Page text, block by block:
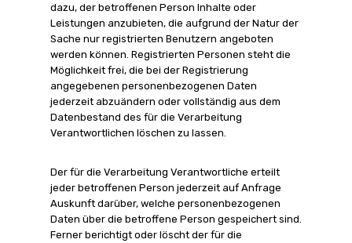
dazu, der betroffenen Person Inhalte oder
Leistungen anzubieten, die aufgrund der Natur der
Sache nur registrierten Benutzern angeboten
werden können. Registrierten Personen steht die
Möglichkeit frei, die bei der Registrierung
angegebenen personenbezogenen Daten
jederzeit abzuändern oder vollständig aus dem
Datenbestand des für die Verarbeitung
Verantwortlichen löschen zu lassen.
Der für die Verarbeitung Verantwortliche erteilt
jeder betroffenen Person jederzeit auf Anfrage
Auskunft darüber, welche personenbezogenen
Daten über die betroffene Person gespeichert sind.
Ferner berichtigt oder löscht der für die